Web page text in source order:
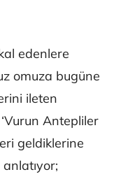
edenlere
omuza bugüne
ileten
Antepliler
geldiklerine